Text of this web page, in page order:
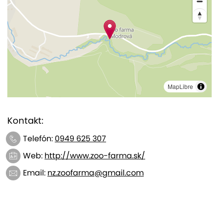
MapLibre
Kontakt:
Telefón: 0949 625 307
Web: http://www.zoo-farma.sk/
Email: nz.zoofarma@gmail.com